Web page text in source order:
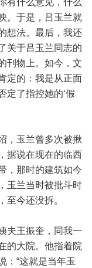
有什么意见，什么
。于是，吕玉兰就
想法。最后，我还
关于吕玉兰同志的
刊物上。如今，文
定的：我是从正面
定了指控她的‘假
，玉兰曾多次被揪
据说在现在的临西
，那时的建筑如今
玉兰当时被批斗时
至今还没拆。
夫王振奎，同我一
的大院。他指着院
：“这就是当年玉